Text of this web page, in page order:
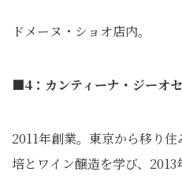
ドメーヌ・ショオ店内。
■4：カンティーナ・ジーオ
2011年創業。東京から移り
培とワイン醸造を学び、